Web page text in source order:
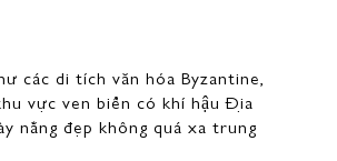
các di tích văn hóa Byzantine,
vực ven biển có khí hậu Địa
nắng đẹp không quá xa trung